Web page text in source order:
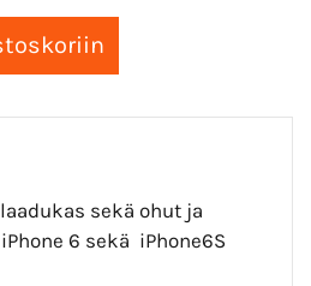
sekä ohut ja
6 sekä iPhone6S